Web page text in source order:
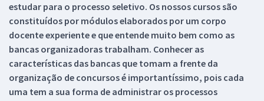
estudar para o processo seletivo. Os nossos cursos são
constituídos por módulos elaborados por um corpo
docente experiente e que entende muito bem como as
bancas organizadoras trabalham. Conhecer as
características das bancas que tomam a frente da
organização de concursos é importantíssimo, pois cada
uma tem a sua forma de administrar os processos